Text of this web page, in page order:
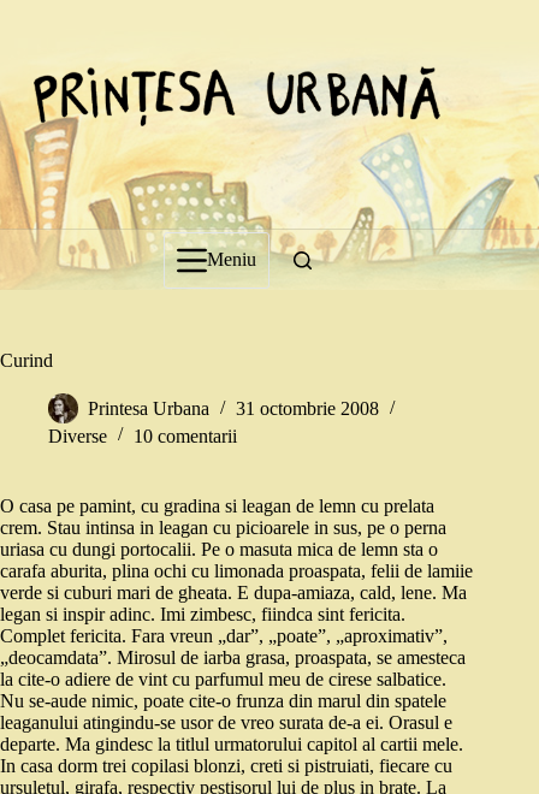
Meniu
Curind
Printesa Urbana
31 octombrie 2008
Diverse
10 comentarii
O casa pe pamint, cu gradina si leagan de lemn cu prelata
crem. Stau intinsa in leagan cu picioarele in sus, pe o perna
uriasa cu dungi portocalii. Pe o masuta mica de lemn sta o
carafa aburita, plina ochi cu limonada proaspata, felii de lamiie
verde si cuburi mari de gheata. E dupa-amiaza, cald, lene. Ma
legan si inspir adinc. Imi zimbesc, fiindca sint fericita.
Complet fericita. Fara vreun „dar”, „poate”, „aproximativ”,
„deocamdata”. Mirosul de iarba grasa, proaspata, se amesteca
la cite-o adiere de vint cu parfumul meu de cirese salbatice.
Nu se-aude nimic, poate cite-o frunza din marul din spatele
leaganului atingindu-se usor de vreo surata de-a ei. Orasul e
departe. Ma gindesc la titlul urmatorului capitol al cartii mele.
In casa dorm trei copilasi blonzi, creti si pistruiati, fiecare cu
ursuletul, girafa, respectiv pestisorul lui de plus in brate. La